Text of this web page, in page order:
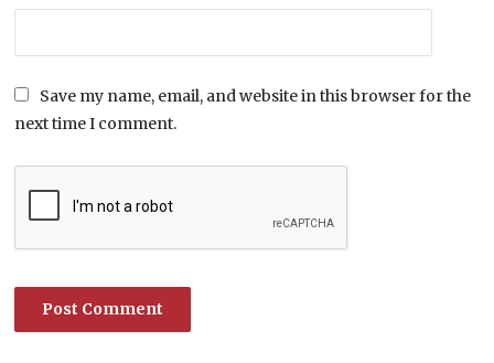
Save my name, email, and website in this browser for the
next time I comment.